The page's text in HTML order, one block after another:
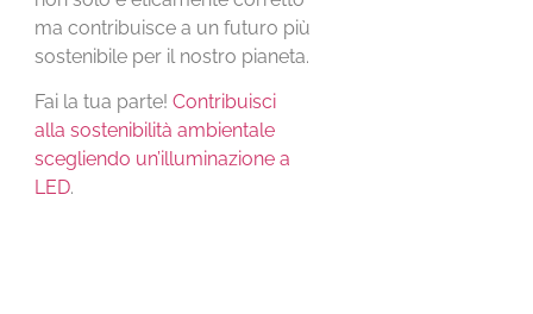
ma contribuisce a un futuro più
sostenibile per il nostro pianeta.
Fai la tua parte!Contribuisci
alla sostenibilità ambientale
scegliendo un’illuminazione a
LED.